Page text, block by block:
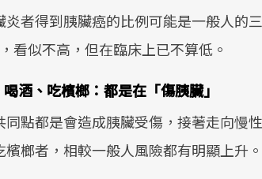
者得到胰臟癌的比例可能是一般人的
看似不高，但在臨床上已不算低。
酒、吃檳榔：都是在「傷胰臟」
點都是會造成胰臟受傷，接著走向慢
榔者，相較一般人風險都有明顯上升。